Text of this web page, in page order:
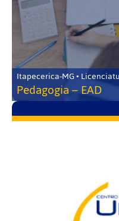
Itapecerica-MG •
Pedagogia – EAD